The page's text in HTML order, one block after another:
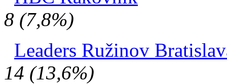
8 (7,8%)
Leaders Ružinov
14 (13,6%)